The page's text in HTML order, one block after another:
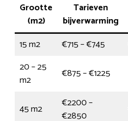
Grootte
(m2)
Tarieven
bijverwarming
15 m2
€715 – €745
20 – 25
m2
€875 – €1225
45 m2
€2200 –
€2850